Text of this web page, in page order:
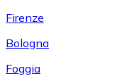
Firenze
Bologna
Foggia